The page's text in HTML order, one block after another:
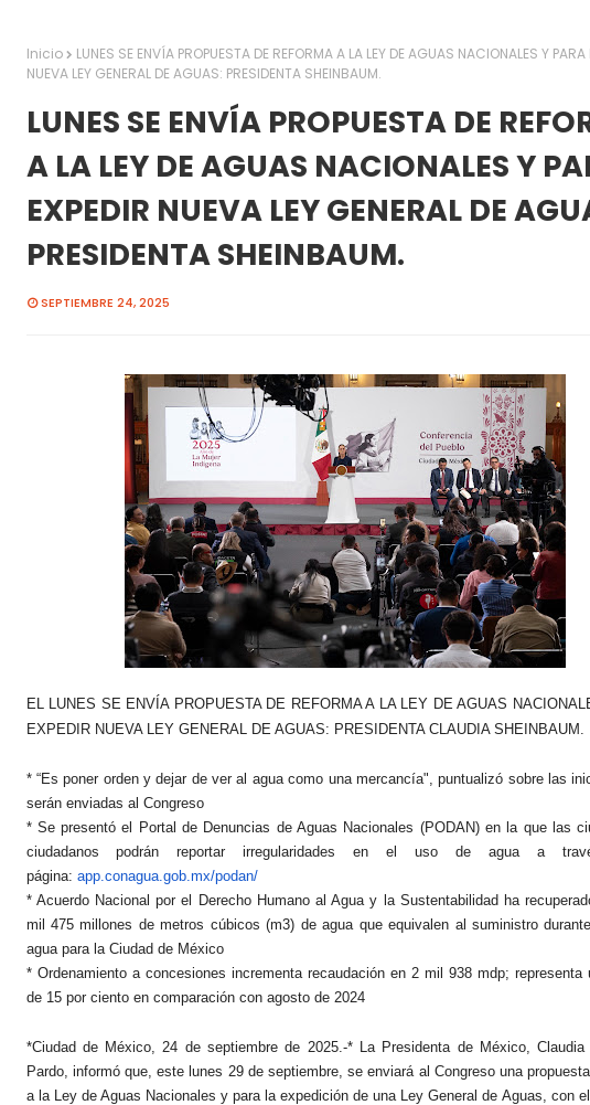
Inicio
LUNES SE ENVÍA PROPUESTA DE REFORMA A LA LEY DE AGUAS NACIONALES Y PARA
NUEVA LEY GENERAL DE AGUAS: PRESIDENTA SHEINBAUM.
LUNES SE ENVÍA PROPUESTA DE
A LA LEY DE AGUAS NACIONALES Y
EXPEDIR NUEVA LEY GENERAL DE
PRESIDENTA SHEINBAUM.
SEPTIEMBRE 24, 2025
EL LUNES SE ENVÍA PROPUESTA DE REFORMA A LA LEY DE AGUAS
EXPEDIR NUEVA LEY GENERAL DE AGUAS: PRESIDENTA CLAUDIA SHEINBAUM.
* “Es poner orden y dejar de ver al agua como una mercancía", puntualizó sobre las
serán enviadas al Congreso
* Se presentó el Portal de Denuncias de Aguas Nacionales (PODAN) en la que las
ciudadanos podrán reportar irregularidades en el uso de agua a
página: app.conagua.gob.mx/podan/
* Acuerdo Nacional por el Derecho Humano al Agua y la Sustentabilidad ha
mil 475 millones de metros cúbicos (m3) de agua que equivalen al suministro
agua para la Ciudad de México
* Ordenamiento a concesiones incrementa recaudación en 2 mil 938 mdp; representa
de 15 por ciento en comparación con agosto de 2024
*Ciudad de México, 24 de septiembre de 2025.-* La Presidenta de México, Claudia
Pardo, informó que, este lunes 29 de septiembre, se enviará al Congreso una
a la Ley de Aguas Nacionales y para la expedición de una Ley General de Aguas, con